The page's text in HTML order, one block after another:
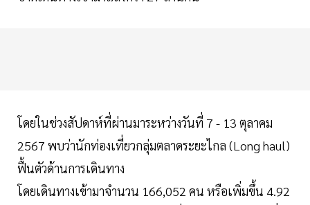
โดยในช่วงสัปดาห์ที่ผ่านมาระหว่างวันที่ 7 - 13 ตุลาคม
2567 พบว่านักท่องเที่ยวกลุ่มตลาดระยะไกล (Long haul)
ฟื้นตัวด้านการเดินทาง
โดยเดินทางเข้ามาจำนวน 166,052 คน หรือเพิ่มขึ้น 4.92